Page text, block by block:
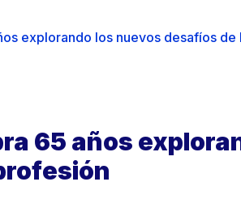
explorando los nuevos desafíos de
65 años